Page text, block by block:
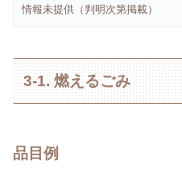
情報未提供（判明次第掲載）
3-1. 燃えるごみ
品目例